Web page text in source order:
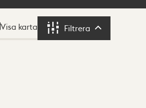
Visa karta Filtrera Filtrera